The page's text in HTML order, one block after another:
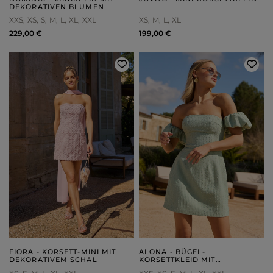
DEKORATIVEN BLUMEN
XXS XS S M L XL XXL
229,00 €
XS M L XL
199,00 €
FIORA - KORSETT-MINI MIT
DEKORATIVEM SCHAL
ALONA - BÜGEL-
KORSETTKLEID MIT